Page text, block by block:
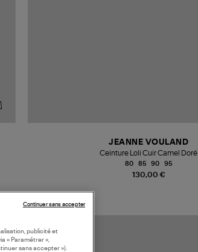
130,00 €
JEANNE VOULAND
Ceinture Loli Cuir Camel Doré
80 85 90 95
publicité et
« Paramétrer »,
sans accepter »).
Continuer sans accepter